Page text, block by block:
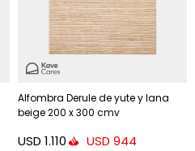
Alfombra Derule de yute y lana
beige 200 x 300 cmv
USD 1.110 USD 944